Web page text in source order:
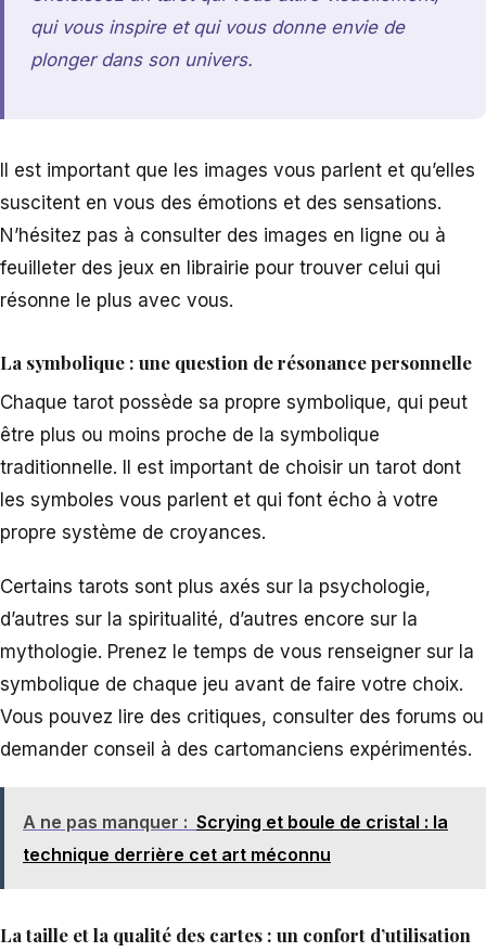
qui vous inspire et qui vous donne envie de
plonger dans son univers.
Il est important que les images vous parlent et qu’elles
suscitent en vous des émotions et des sensations.
N’hésitez pas à consulter des images en ligne ou à
feuilleter des jeux en librairie pour trouver celui qui
résonne le plus avec vous.
La symbolique : une question de résonance personnelle
Chaque tarot possède sa propre symbolique, qui peut
être plus ou moins proche de la symbolique
traditionnelle. Il est important de choisir un tarot dont
les symboles vous parlent et qui font écho à votre
propre système de croyances.
Certains tarots sont plus axés sur la psychologie,
d’autres sur la spiritualité, d’autres encore sur la
mythologie. Prenez le temps de vous renseigner sur la
symbolique de chaque jeu avant de faire votre choix.
Vous pouvez lire des critiques, consulter des forums ou
demander conseil à des cartomanciens expérimentés.
A ne pas manquer : Scrying et boule de cristal : la
technique derrière cet art méconnu
La taille et la qualité des cartes : un confort d’utilisation